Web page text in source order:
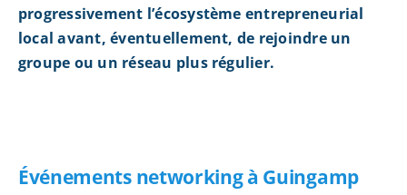
progressivement l’écosystème entrepreneurial
local avant, éventuellement, de rejoindre un
groupe ou un réseau plus régulier.
Événements networking à Guingamp